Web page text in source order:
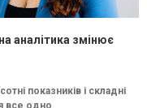
аналітика змінює
показників і складні